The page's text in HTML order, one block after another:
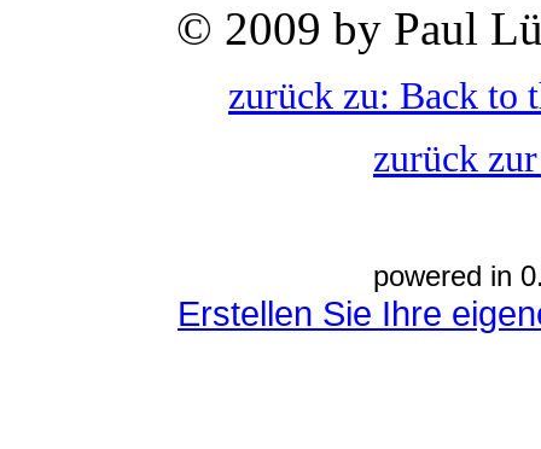
© 2009 by Paul
zurück zu: Back to
zurück
powered in
Erstellen Sie Ihre